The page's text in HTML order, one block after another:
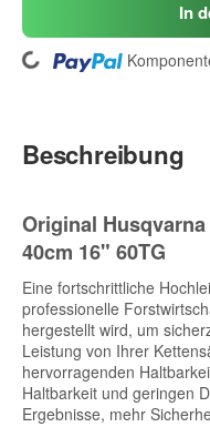
In
Beschreibung
Original Husqvarna
40cm 16" 60TG
Eine fortschrittliche
professionelle
hergestellt wird, um
Leistung von Ihrer
hervorragenden
Haltbarkeit und geringen
Ergebnisse, mehr